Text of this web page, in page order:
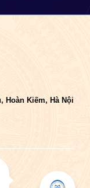
Hoàn Kiếm, Hà Nội